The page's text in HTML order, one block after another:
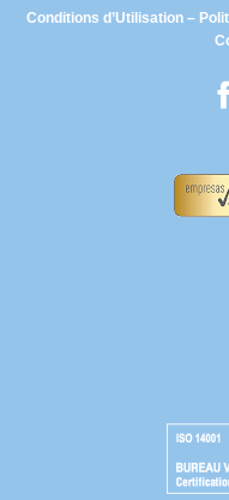
Conditions d’Utilisation –